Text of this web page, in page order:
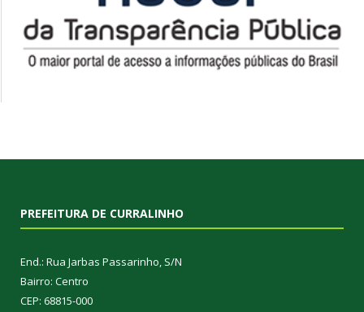
PREFEITURA DE CURRALINHO
End.: Rua Jarbas Passarinho, S/N
Bairro: Centro
CEP: 68815-000